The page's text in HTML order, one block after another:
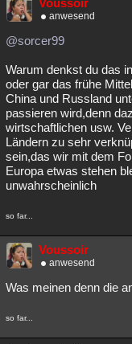
Voussoir
anwesend
@sorcer99
Warum denkst du das
oder gar das frühe
China und Russland
passieren wird,denn
wirtschaftlichen usw.
Ländern zu sehr
sein,das wir mit dem
Europa etwas stehen
unwahrscheinlich
so far...
Voussoir
anwesend
Was meinen denn die
so far...